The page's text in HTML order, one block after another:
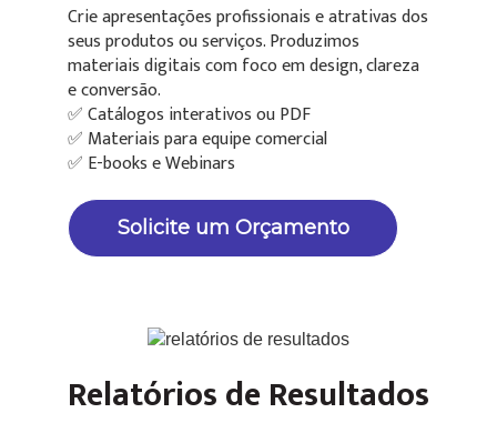
Crie apresentações profissionais e atrativas dos
seus produtos ou serviços. Produzimos
materiais digitais com foco em design, clareza
e conversão.
✅ Catálogos interativos ou PDF
✅ Materiais para equipe comercial
✅ E-books e Webinars
Solicite um Orçamento
Relatórios de Resultados